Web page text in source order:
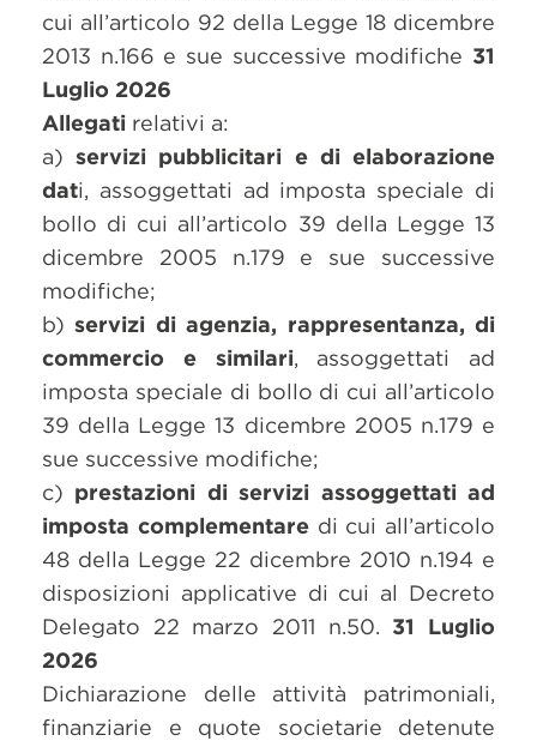
cui all’articolo 92 della Legge 18 dicembre
2013 n.166 e sue successive modifiche 31
Luglio 2026
Allegati relativi a:
a)servizi pubblicitari e di elaborazione
dati, assoggettati ad imposta speciale di
bollo di cui all’articolo 39 della Legge 13
dicembre 2005 n.179 e sue successive
modifiche;
b)servizi di agenzia, rappresentanza, di
commercio e similari, assoggettati ad
imposta speciale di bollo di cui all’articolo
39 della Legge 13 dicembre 2005 n.179 e
sue successive modifiche;
c) prestazioni di servizi assoggettati ad
imposta complementaredi cui all’articolo
48 della Legge 22 dicembre 2010 n.194 e
disposizioni applicative di cui al Decreto
Delegato 22 marzo 2011 n.50. 31 Luglio
2026
Dichiarazione delle attività patrimoniali,
finanziarie e quote societarie detenute